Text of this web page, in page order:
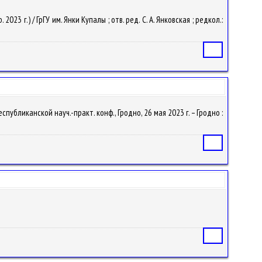
г.) / ГрГУ им. Янки Купалы ; отв. ред. С. А. Янковская ; редкол.:
науч.-практ. конф., Гродно, 26 мая 2023 г. – Гродно :